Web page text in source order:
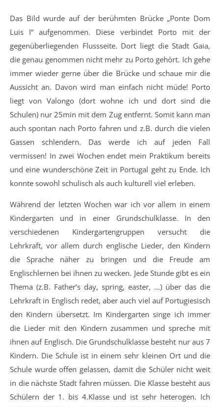
Das Bild wurde auf der berühmten Brücke „Ponte Dom
Luis I“ aufgenommen. Diese verbindet Porto mit der
gegenüberliegenden Flussseite. Dort liegt die Stadt Gaia,
die genau genommen nicht mehr zu Porto gehört. Ich gehe
immer wieder gerne über die Brücke und schaue mir die
Aussicht an. Davon wird man einfach nicht müde! Porto
liegt von Valongo (dort wohne ich und dort sind die
Schulen) nur 25min mit dem Zug entfernt. Somit kann man
auch spontan nach Porto fahren und z.B. durch die vielen
Gassen schlendern. Das werde ich auf jeden Fall
vermissen! In zwei Wochen endet mein Praktikum bereits
und eine wunderschöne Zeit in Portugal geht zu Ende. Ich
konnte sowohl schulisch als auch kulturell viel erleben.
Während der letzten Wochen war ich vor allem in einem
Kindergarten und in einer Grundschulklasse. In den
verschiedenen Kindergartengruppen versucht die
Lehrkraft, vor allem durch englische Lieder, den Kindern
die Sprache näher zu bringen und die Freude am
Englischlernen bei ihnen zu wecken. Jede Stunde gibt es ein
Thema (z.B. Father’s day, spring, easter, …) über das die
Lehrkraft in Englisch redet, aber auch viel auf Portugiesisch
den Kindern übersetzt. Im Kindergarten singe ich immer
die Lieder mit den Kindern zusammen und spreche mit
ihnen auf Englisch. Die Grundschulklasse besteht nur aus 7
Kindern. Die Schule ist in einem sehr kleinen Ort und die
Schule wurde offen gelassen, damit die Schüler nicht weit
in die nächste Stadt fahren müssen. Die Klasse besteht aus
Schülern der 1. bis 4.Klasse und ist sehr heterogen. Ich